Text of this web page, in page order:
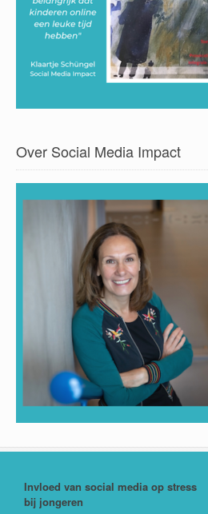
Over Social Media Impact
Invloed van social media op stress
bij jongeren